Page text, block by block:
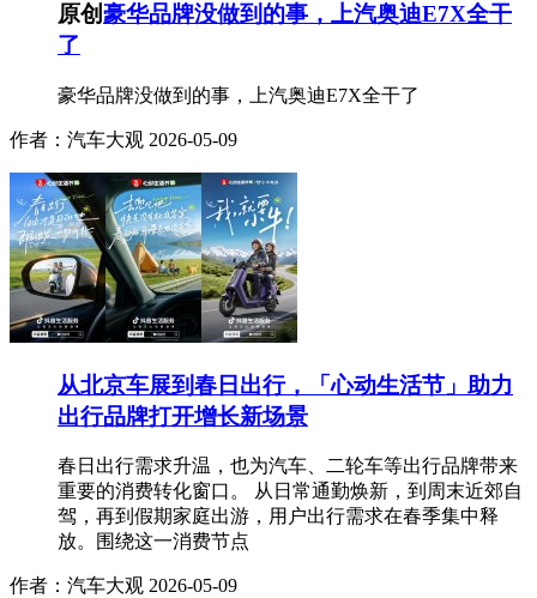
原创豪华品牌没做到的事，上汽奥迪E7X全干
了
豪华品牌没做到的事，上汽奥迪E7X全干了
作者：汽车大观 2026-05-09
从北京车展到春日出行，「心动生活节」助力
出行品牌打开增长新场景
春日出行需求升温，也为汽车、二轮车等出行品牌带来
重要的消费转化窗口。 从日常通勤焕新，到周末近郊自
驾，再到假期家庭出游，用户出行需求在春季集中释
放。围绕这一消费节点
作者：汽车大观 2026-05-09